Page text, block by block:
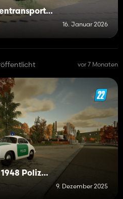
Renault Master-Straßentransportinspektion
16. Januar 2026
vor 7 Monaten
Porsche 356 A Coupe 1948 Polizei
9. Dezember 2025